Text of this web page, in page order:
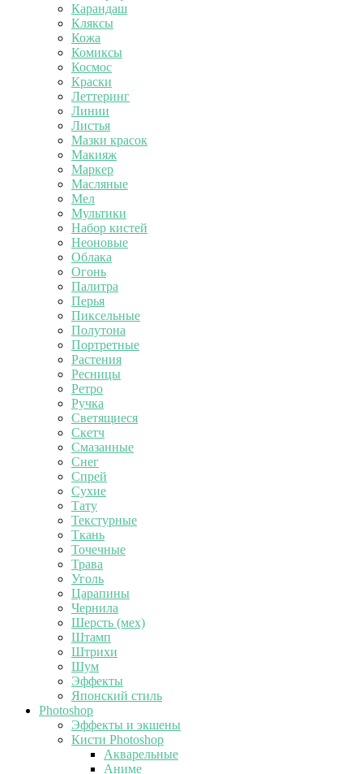
Карандаш
Кляксы
Кожа
Комиксы
Космос
Краски
Леттеринг
Линии
Листья
Мазки красок
Макияж
Маркер
Масляные
Мел
Мультики
Набор кистей
Неоновые
Облака
Огонь
Палитра
Перья
Пиксельные
Полутона
Портретные
Растения
Ресницы
Ретро
Ручка
Светящиеся
Скетч
Смазанные
Снег
Спрей
Сухие
Тату
Текстурные
Ткань
Точечные
Трава
Уголь
Царапины
Чернила
Шерсть (мех)
Штамп
Штрихи
Шум
Эффекты
Японский стиль
Photoshop
Эффекты и экшены
Кисти Photoshop
Акварельные
Аниме